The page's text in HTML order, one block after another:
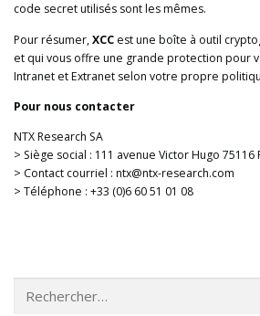
code secret utilisés sont les mêmes.
Pour résumer,XCC est une boîte à outil
et qui vous offre une grande protection pour
Intranet et Extranet selon votre propre
Pour nous contacter
NTX Research SA
> Siège social : 111 avenue Victor Hugo 75116
> Contact courriel : ntx@ntx-research.com
> Téléphone : +33 (0)6 60 51 01 08